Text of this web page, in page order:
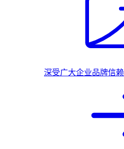
深受广大企业品牌信赖